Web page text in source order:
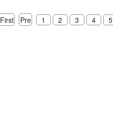
First Pre 1 2 3 4 5